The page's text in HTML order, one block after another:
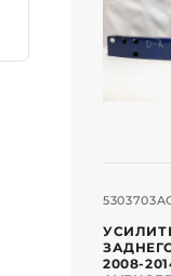
ЗАДНЕГО
2008-